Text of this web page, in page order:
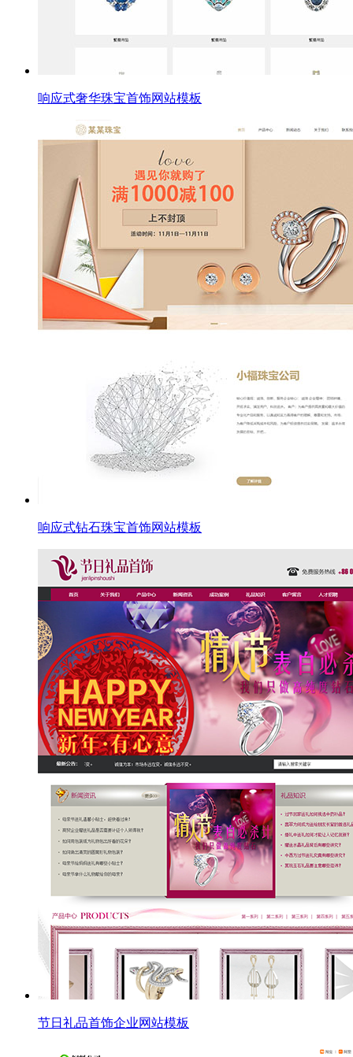
响应式奢华珠宝首饰网站模板
响应式钻石珠宝首饰网站模板
节日礼品首饰企业网站模板